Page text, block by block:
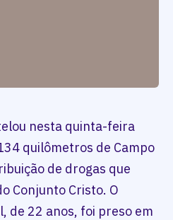
nesta quinta-feira
quilômetros de Campo
de drogas que
Conjunto Cristo. O
de 22 anos, foi preso em